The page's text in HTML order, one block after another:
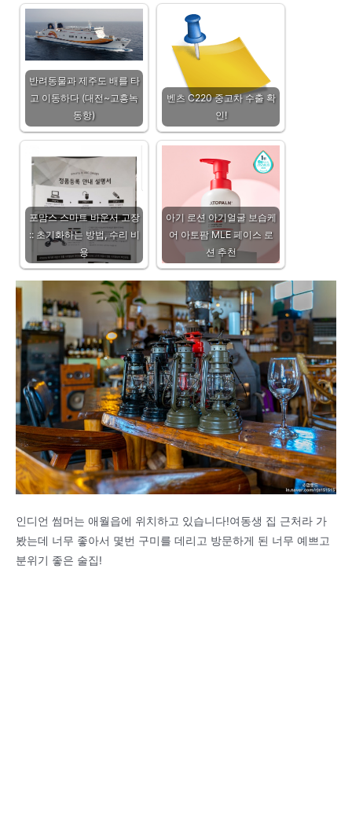
반려동물과 제주도 배를 타
고 이동하다 (대전~고흥녹
동항)
벤츠 C220 중고차 수출 확
인!
포맘스 스마트 바운서 고장
:: 초기화하는 방법, 수리 비
용
아기 로션 아기얼굴 보습케
어 아토팜 MLE 페이스 로
션 추천
인디언 썸머는 애월읍에 위치하고 있습니다!여동생 집 근처라 가
봤는데 너무 좋아서 몇번 구미를 데리고 방문하게 된 너무 예쁘고
분위기 좋은 술집!